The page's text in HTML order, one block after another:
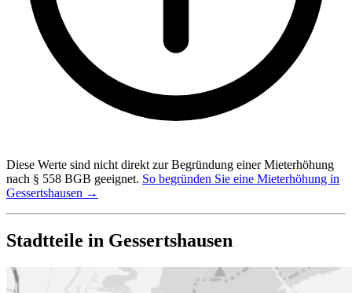
Diese Werte sind nicht direkt zur Begründung einer Mieterhöhung
nach § 558 BGB geeignet. So begründen Sie eine Mieterhöhung in
Gessertshausen →
Stadtteile in Gessertshausen